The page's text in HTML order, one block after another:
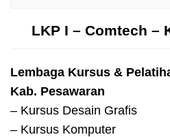
LKP I – Comtech –
Lembaga Kursus &
Kab. Pesawaran
– Kursus Desain Grafis
– Kursus Komputer